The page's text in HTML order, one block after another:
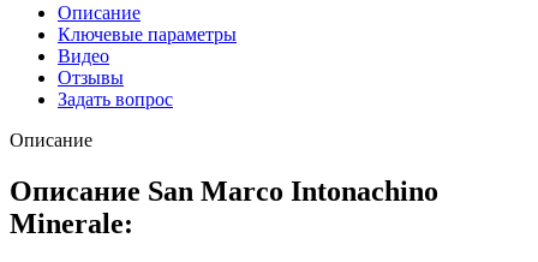
Описание
Ключевые параметры
Видео
Отзывы
Задать вопрос
Описание
Описание San Marco Intonachino
Minerale: